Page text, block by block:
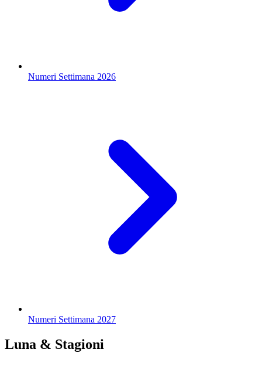
Numeri Settimana 2026
Numeri Settimana 2027
Luna & Stagioni